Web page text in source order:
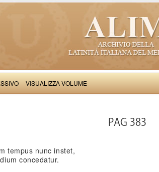
VISUALIZZA VOLUME
PAG 383
tempus nunc instet,
concedatur.